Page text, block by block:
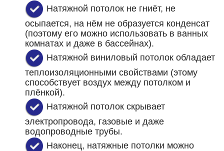
Натяжной потолок не гниёт, не
осыпается, на нём не образуется конденсат
(поэтому его можно использовать в ванных
комнатах и даже в бассейнах).
Натяжной виниловый потолок обладает
теплоизоляционными свойствами (этому
способствует воздух между потолком и
плёнкой).
Натяжной потолок скрывает
электропровода, газовые и даже
водопроводные трубы.
Наконец, натяжные потолки можно